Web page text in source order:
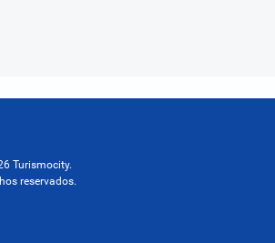
Turismocity.
reservados.